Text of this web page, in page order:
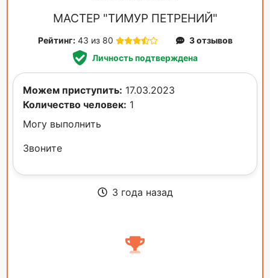
МАСТЕР "ТИМУР ПЕТРЕНИЙ"
Рейтинг: 43 из 80
3 отзывов
Личность подтверждена
Можем приступить: 17.03.2023
Количество человек: 1
Могу выполнить
Звоните
3 года назад